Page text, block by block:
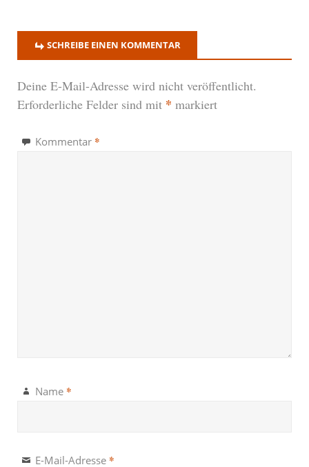
SCHREIBE EINEN KOMMENTAR
Deine E-Mail-Adresse wird nicht veröffentlicht.
Erforderliche Felder sind mit * markiert
Kommentar *
Name *
E-Mail-Adresse *